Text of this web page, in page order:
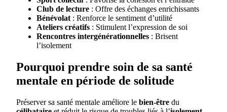
Club de lecture : Offre des échanges enrichissants
Bénévolat : Renforce le sentiment d’utilité
Ateliers créatifs : Stimulent l’expression de soi
Rencontres intergénérationnelles : Brisent
l’isolement
Pourquoi prendre soin de sa santé
mentale en période de solitude
Préserver sa santé mentale améliore le bien-être du